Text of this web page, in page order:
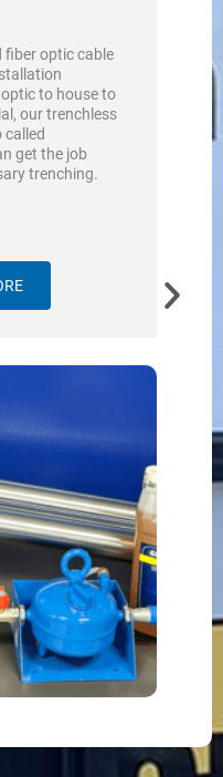
fiber optic cable
to house to
our trenchless
get the job
trenching.